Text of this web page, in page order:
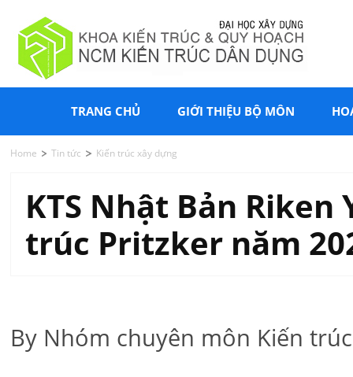
TRANG CHỦ GIỚI THIỆU BỘ MÔN
Home Tin tức Kiến trúc xây dựng
KTS Nhật Bản
trúc Pritzker năm
By Nhóm chuyên môn Kiến